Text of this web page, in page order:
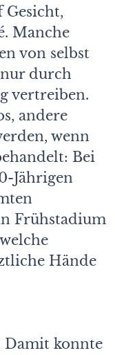
Gesicht,
Manche
von selbst
durch
vertreiben.
andere
wenn
Bei
Jährigen
Frühstadium
Hände
Damit konnte